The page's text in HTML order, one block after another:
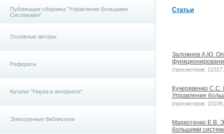
Публикации сборника "Управление Большими
Системами"
Основные авторы
Рефераты
Каталог "Наука в интернете"
Электронные библиотеки
Статьи
Заложнев А.Ю.
(просмотров:
Кучерявенко
Управление
(просмотров:
Маркотенко Е.В.
большими